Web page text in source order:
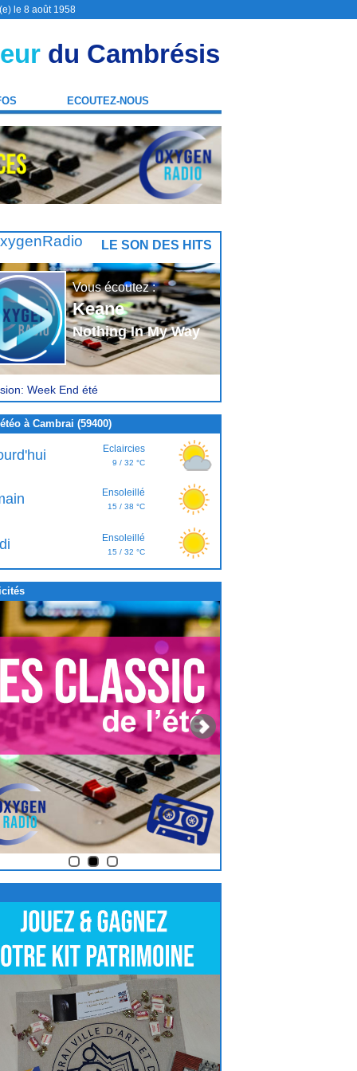
le 8 août 1958
du Cambrésis
ECOUTEZ-NOUS
LE SON DES HITS
Vous écoutez :
Keane
Nothing In My Way
Week End été
à Cambrai (59400)
Eclaircies
9 / 32 °C
Ensoleillé
15 / 38 °C
Ensoleillé
15 / 32 °C